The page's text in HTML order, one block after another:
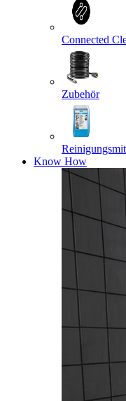
Connected
Zubehör
Know How